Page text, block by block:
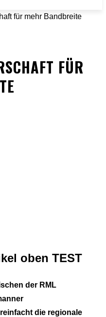
für mehr Bandbreite
FÜR
oben TEST
der RML
die regionale